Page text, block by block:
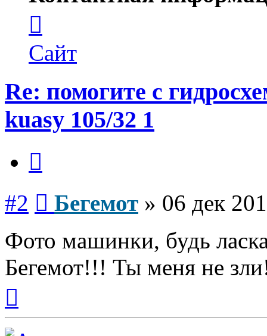
пользователя
Бегемот
Сайт
Re: помогите с
kuasy 105/32 1
#2 Бегемот » 06 дек
Фото машинки, будь
Бегемот!!! Ты меня не
началу